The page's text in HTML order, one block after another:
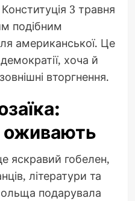
3 травня
подібним
американської. Це
хоча й
вторгнення.
оживають
яскравий гобелен,
літератури та
подарувала